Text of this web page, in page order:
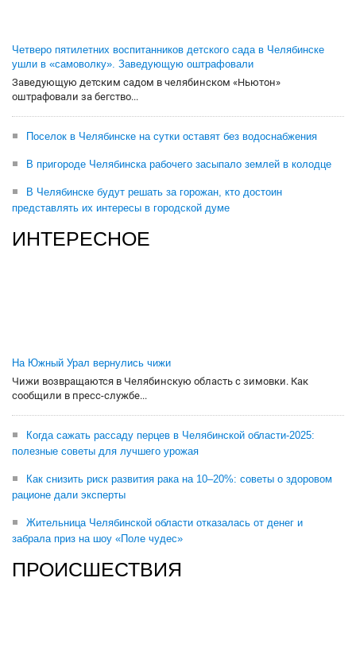
Четверо пятилетних воспитанников детского сада в Челябинске
ушли в «самоволку». Заведующую оштрафовали
Заведующую детским садом в челябинском «Ньютон»
оштрафовали за бегство...
Поселок в Челябинске на сутки оставят без водоснабжения
В пригороде Челябинска рабочего засыпало землей в колодце
В Челябинске будут решать за горожан, кто достоин
представлять их интересы в городской думе
ИНТЕРЕСНОЕ
На Южный Урал вернулись чижи
Чижи возвращаются в Челябинскую область с зимовки. Как
сообщили в пресс-службе...
Когда сажать рассаду перцев в Челябинской области-2025:
полезные советы для лучшего урожая
Как снизить риск развития рака на 10–20%: советы о здоровом
рационе дали эксперты
Жительница Челябинской области отказалась от денег и
забрала приз на шоу «Поле чудес»
ПРОИСШЕСТВИЯ